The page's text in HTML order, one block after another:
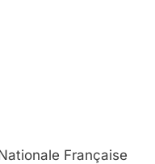
Française